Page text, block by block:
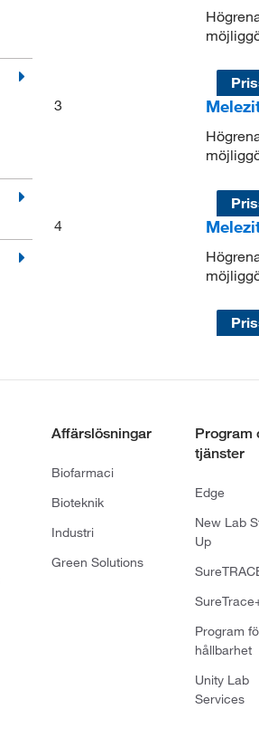
3
4
Affärslösningar
Biofarmaci
Bioteknik
Industri
Green Solutions
Program
tjänster
Edge
New Lab
Up
Program
hållbarhet
Unity Lab
Services